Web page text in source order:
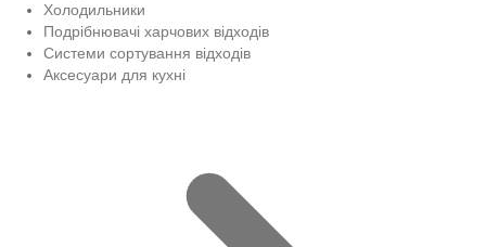
Холодильники
Подрібнювачі харчових відходів
Системи сортування відходів
Аксесуари для кухні